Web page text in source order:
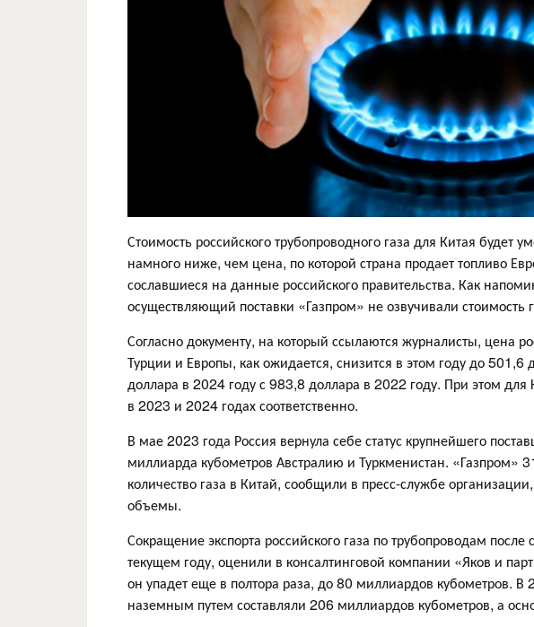
Стоимость российского трубопроводного газа для Китая
намного ниже, чем цена, по которой страна продает топливо
сославшиеся на данные российского правительства. Как
осуществляющий поставки «Газпром» не озвучивали стоимость
Согласно документу, на который ссылаются журналисты, цена
Турции и Европы, как ожидается, снизится в этом году до 501,6
доллара в 2024 году с 983,8 доллара в 2022 году. При этом
в 2023 и 2024 годах соответственно.
В мае 2023 года Россия вернула себе статус крупнейшего
миллиарда кубометров Австралию и Туркменистан. «Газпром»
количество газа в Китай, сообщили в пресс-службе
объемы.
Сокращение экспорта российского газа по трубопроводам
текущем году, оценили в консалтинговой компании «Яков и
он упадет еще в полтора раза, до 80 миллиардов кубометров. В
наземным путем составляли 206 миллиардов кубометров, а